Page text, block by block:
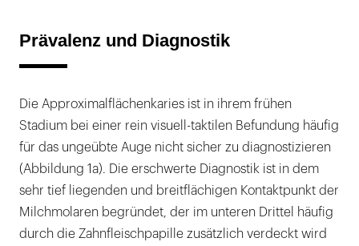
Die
Patientin
Überempfindlichkeit.
Prävalenz und Diagnostik
Die Approximalflächenkaries ist in ihrem frühen
Stadium bei einer rein visuell-taktilen Befundung häufig
für das ungeübte Auge nicht sicher zu diagnostizieren
(Abbildung 1a). Die erschwerte Diagnostik ist in dem
sehr tief liegenden und breitflächigen Kontaktpunkt der
Milchmolaren begründet, der im unteren Drittel häufig
durch die Zahnfleischpapille zusätzlich verdeckt wird